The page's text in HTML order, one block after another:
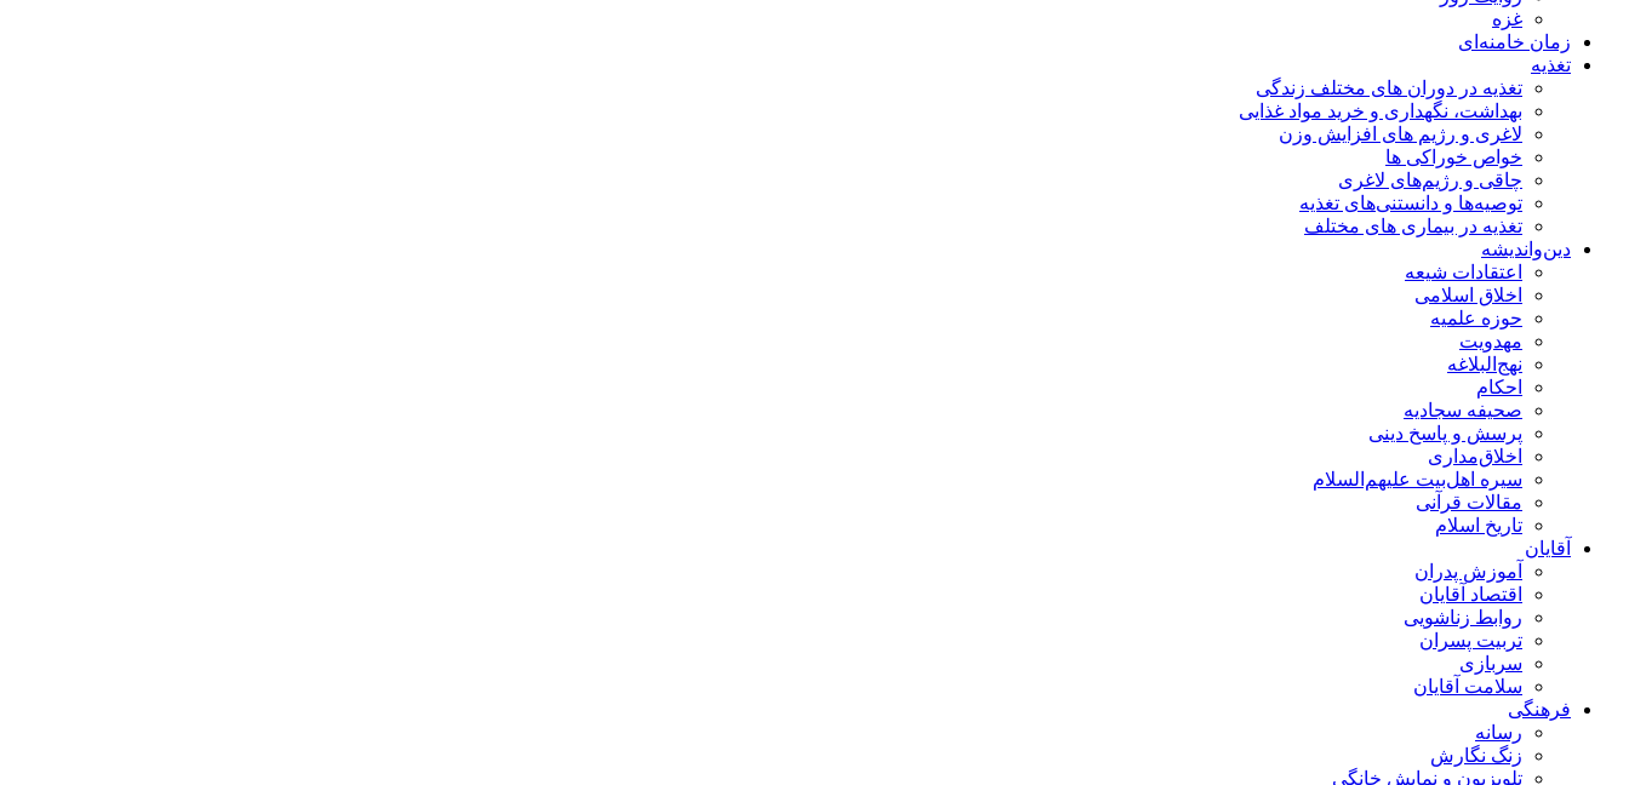
غزه
زمان خامنه‌ای
تغذیه
تغذیه در دوران های مختلف زندگی
بهداشت، نگهداری و خرید مواد غذایی
لاغری و رژیم های افزایش وزن
خواص خوراكی ها
چاقی و رژیم‌های لاغری
توصیه‌ها و دانستنی‌های تغذیه
تغذیه در بیماری های مختلف
دین‌واندیشه
اعتقادات شیعه
اخلاق اسلامی
حوزه علمیه
مهدویت
نهج‌البلاغه
احکام
صحیفه سجادیه
پرسش و پاسخ دینی
اخلاق‌مداری
سیره اهل‌بیت علیهم‌السلام
مقالات قرآنی
تاریخ اسلام
آقایان
آموزش پدران
اقتصاد آقایان
روابط زناشویی
تربیت پسران
سربازی
سلامت آقایان
فرهنگی
رسانه
زنگ نگارش
تلویزیون و نمایش خانگی